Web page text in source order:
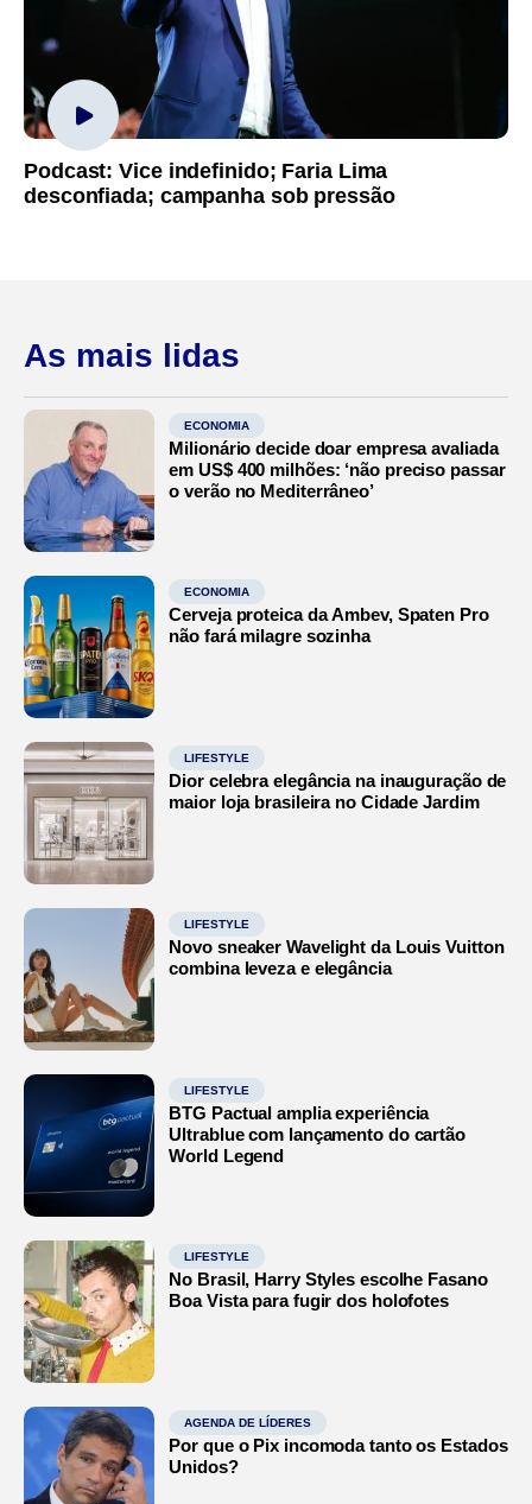
Podcast: Vice indefinido; Faria Lima
desconfiada; campanha sob pressão
As mais lidas
ECONOMIA
Milionário decide doar empresa avaliada
em US$ 400 milhões: ‘não preciso passar
o verão no Mediterrâneo’
ECONOMIA
Cerveja proteica da Ambev, Spaten Pro
não fará milagre sozinha
LIFESTYLE
Dior celebra elegância na inauguração de
maior loja brasileira no Cidade Jardim
LIFESTYLE
Novo sneaker Wavelight da Louis Vuitton
combina leveza e elegância
LIFESTYLE
BTG Pactual amplia experiência
Ultrablue com lançamento do cartão
World Legend
LIFESTYLE
No Brasil, Harry Styles escolhe Fasano
Boa Vista para fugir dos holofotes
AGENDA DE LÍDERES
Por que o Pix incomoda tanto os Estados
Unidos?